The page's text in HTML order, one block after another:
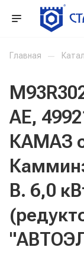
Главная —
АЕ,
КАМАЗ
В. 6,0